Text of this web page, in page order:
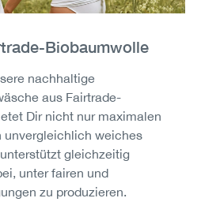
Biobaumwolle
nachhaltige
aus Fairtrade-
Dir nicht nur maximalen
unvergleichlich weiches
gleichzeitig
unter fairen und
zu produzieren.